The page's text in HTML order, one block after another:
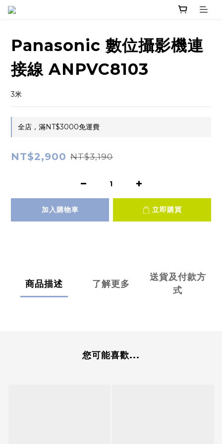
Panasonic 數位攝影機連
接線 ANPVC8103
3米
全店，滿NT$3000免運費
NT$2,900 NT$3,190
加入購物車 立即購買
商品描述 了解更多
送貨及付款方
式
您可能喜歡...